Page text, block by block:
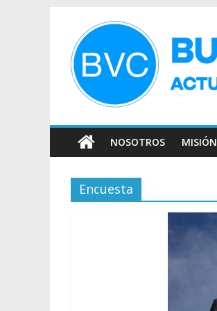
NOSOTROS MISIÓN
Encuesta